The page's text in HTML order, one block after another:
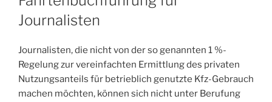
Journalisten
Journalisten, die nicht von der so genannten 1 %-
Regelung zur vereinfachten Ermittlung des privaten
Nutzungsanteils für betrieblich genutzte Kfz-Gebrauch
machen möchten, können sich nicht unter Berufung